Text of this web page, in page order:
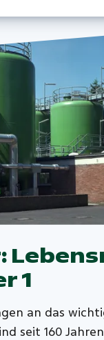
1
an das
seit 160